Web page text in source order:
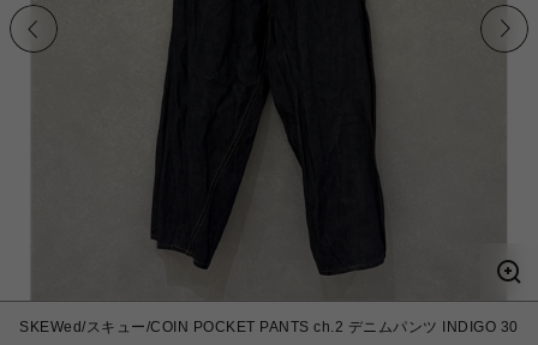
SKEWed/スキュー/COIN POCKET PANTS ch.2 デニムパンツ INDIGO 30